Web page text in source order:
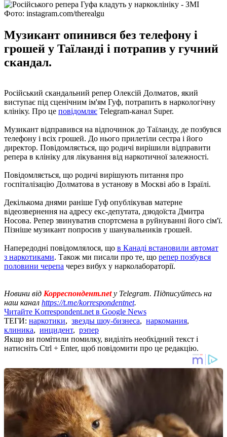
Фото: instagram.com/therealgu
Музикант опинився без телефону і
грошей у Таїланді і потрапив у гучний
скандал.
Російський скандальний репер Олексій Долматов, який
виступає під сценічним ім'ям Гуф, потрапить в наркологічну
клініку. Про це повідомляє Telegram-канал Super.
Музикант відправився на відпочинок до Таїланду, де позбувся
телефону і всіх грошей. До нього прилетіли сестра і його
директор. Повідомляється, що родичі вирішили відправити
репера в клініку для лікування від наркотичної залежності.
Повідомляється, що родичі вирішують питання про
госпіталізацію Долматова в установу в Москві або в Ізраїлі.
Декількома днями раніше Гуф опублікував матерне
відеозвернення на адресу екс-депутата, дзюдоїста Дмитра
Носова. Репер звинуватив спортсмена в руйнуванні його сім'ї.
Пізніше музикант попросив у шанувальників грошей.
Напередодні повідомлялося, що в Канаді встановили автомат
з наркотиками. Також ми писали про те, що репер позбувся
половини черепа через вибух у нарколабораторії.
Новини від Корреспондент.net у Telegram. Підписуйтесь на
наш канал https://t.me/korrespondentnet.
Читайте Korrespondent.net в Google News
ТЕГИ: наркотики, звезды шоу-бизнеса, наркомания,
клиника, инцидент, рэпер
Якщо ви помітили помилку, виділіть необхідний текст і
натисніть Ctrl + Enter, щоб повідомити про це редакцію.